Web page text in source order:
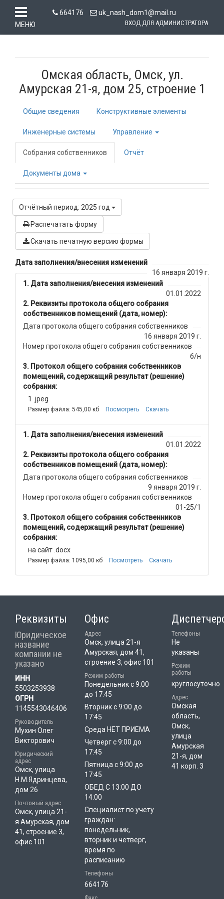
МЕНЮ
664176 uk_nash_dom1@mail.ru
ВХОД ДЛЯ АДМИНИСТРАТОРА
Омская область, Омск, ул.
Амурская 21-я, дом 25, строение 1
Общие сведения Конструктивные элементы
Инженерные системы Управление
Собрания собственников Отчёт
Документы дома
Отчётный период: 2025 год
Распечатать форму
Скачать печатную версию формы
Дата заполнения/внесения изменений
16 января 2019 г.
Дата заполнения/внесения изменений
01.01.2022
Реквизиты протокола общего собрания
собственников помещений (дата, номер):
Дата протокола общего собрания собственников
16 января 2019 г.
Номер протокола общего собрания собственников
б/н
Протокол общего собрания собственников
помещений, содержащий результат (решение)
собрания:
1 .jpeg
Размер файла: 545,00 кб Посмотреть Скачать
Дата заполнения/внесения изменений
01.01.2022
Реквизиты протокола общего собрания
собственников помещений (дата, номер):
Дата протокола общего собрания собственников
9 января 2019 г.
Номер протокола общего собрания собственников
01-25/1
Протокол общего собрания собственников
помещений, содержащий результат (решение)
собрания:
на сайт .docx
Размер файла: 1095,00 кб Посмотреть Скачать
Реквизиты
Юридическое
название
компании не
указано
ИНН
5503253938
ОГРН
1145543046406
Руководитель
Мухин Олег
Викторович
Юридический
адрес
Омск, улица
Н.М.Ядринцева,
дом 26
Почтовый адрес
Омск, улица 21-
я Амурская, дом
41, строение 3,
офис 101
Офис
Адрес
Омск, улица 21-я
Амурская, дом 41,
строение 3, офис 101
Режим работы
Понедельник с 9:00
до 17:45
Вторник с 9:00 до
17:45
Среда НЕТ ПРИЕМА
Четверг с 9:00 до
17:45
Пятница с 9:00 до
17:45
ОБЕД С 13:00 ДО
14:00
Специалист по учету
граждан:
понедельник,
вторник и четверг,
время по
расписанию
Телефоны
664176
Телефоны
Не
указаны
Режим
работы
круглосуточно
Адрес
Омская
область,
Омск,
улица
Амурская
21-я, дом
41 корп. 3